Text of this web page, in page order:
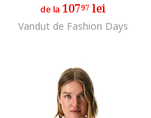
de la 10797 lei
Vandut de Fashion Days